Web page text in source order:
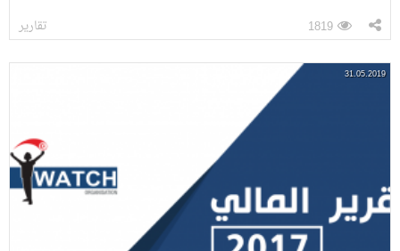
تقارير 1819
31.05.2019